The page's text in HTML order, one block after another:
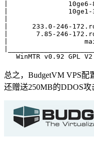
|               10ge6-
|               10ge1-
|
|      233.0-246-
|       7.85-246-
|
WinMTR v0.92 GPL
总之，BudgetVM VPS
还赠送250MB的DDOS攻